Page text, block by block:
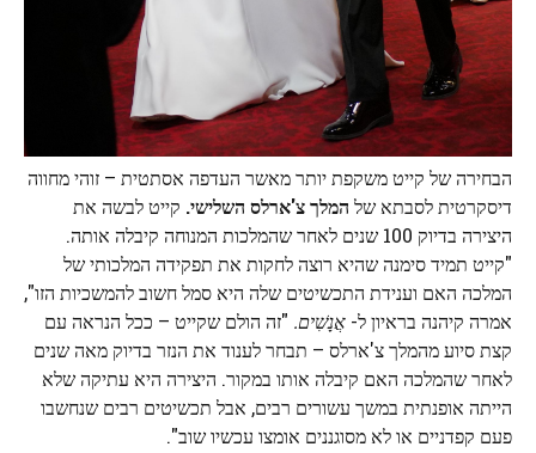
הבחירה של קייט משקפת יותר מאשר העדפה אסתטית – זוהי מחווה
דיסקרטית לסבתא של המלך צ'ארלס השלישי. קייט לבשה את
היצירה בדיוק 100 שנים לאחר שהמלכות המנוחה קיבלה אותה.
"קייט תמיד סימנה שהיא רוצה לחקות את תפקידה המלכותי של
המלכה האם וענידת התכשיטים שלה היא סמל חשוב להמשכיות הזו",
אמרה קיהנה בראיון ל- אֲנָשִׁים. "זה הולם שקייט – ככל הנראה עם
קצת סיוע מהמלך צ'ארלס – תבחר לענוד את הנזר בדיוק מאה שנים
לאחר שהמלכה האם קיבלה אותו במקור. היצירה היא עתיקה שלא
הייתה אופנתית במשך עשורים רבים, אבל תכשיטים רבים שנחשבו
פעם קפדניים או לא מסוגננים אומצו עכשיו שוב".